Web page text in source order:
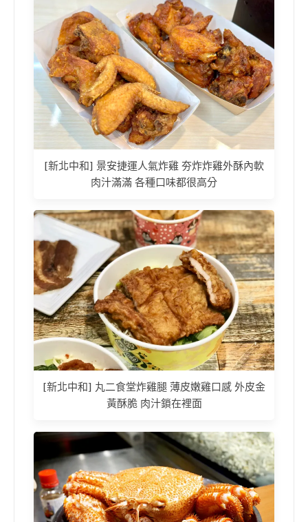
[新北中和] 景安捷運人氣炸雞 夯炸炸雞外酥內軟
肉汁滿滿 各種口味都很高分
[新北中和] 丸二食堂炸雞腿 薄皮嫩雞口感 外皮金
黃酥脆 肉汁鎖在裡面